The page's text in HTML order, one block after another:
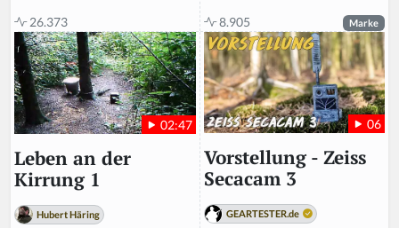
26.373 8.905 Marke
02:47
Leben an der
Kirrung 1
Hubert Häring
06
Vorstellung - Zeiss
Secacam 3
GEARTESTER.de